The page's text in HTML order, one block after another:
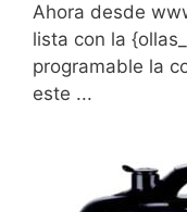
Ahora desde
lista con la
programable la
este ...